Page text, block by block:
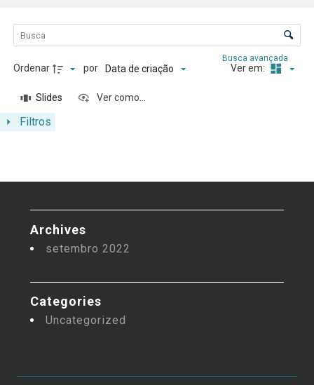
Lista de itens
Controle de ordenação e visualização
Filtros
Busca avançada
Ordenar por Data de criação Ver em:
Slides Ver como...
Archives
setembro 2022
Categories
Uncategorized